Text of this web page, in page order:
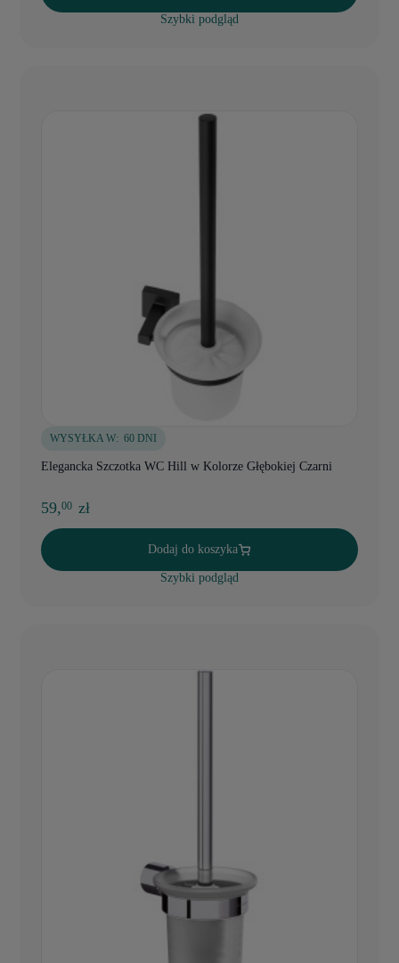
Szybki podgląd
WYSYŁKA W: 60 DNI
Elegancka Szczotka WC Hill w Kolorze Głębokiej Czarni
59,00 zł
Dodaj do koszyka
Szybki podgląd